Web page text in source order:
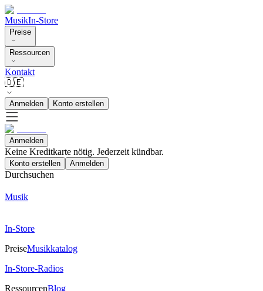
MusikIn-Store
Preise
Ressourcen
Kontakt
🇩🇪
Anmelden Konto erstellen
Anmelden
Keine Kreditkarte nötig. Jederzeit kündbar.
Konto erstellen Anmelden
Durchsuchen
Musik
In-Store
PreiseMusikkatalog
In-Store-Radios
RessourcenBlog